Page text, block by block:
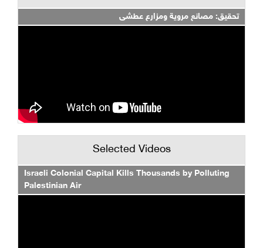
تحقيق: مصانع مروية ومزارع عطشى
Selected Videos
Israeli Colonial Capital Kills Thousands by Polluting
Palestinian Air